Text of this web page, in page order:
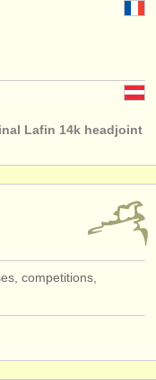
Lafin 14k headjoint
competitions,